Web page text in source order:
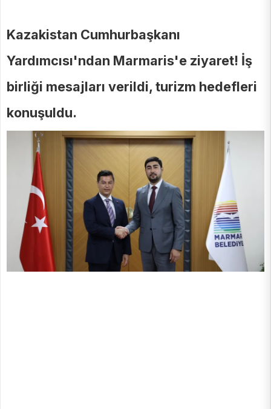
Kazakistan Cumhurbaşkanı
Yardımcısı'ndan Marmaris'e ziyaret! İş
birliği mesajları verildi, turizm hedefleri
konuşuldu.